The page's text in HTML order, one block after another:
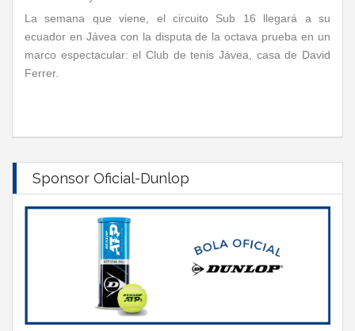
La semana que viene, el circuito Sub 16 llegará a su
ecuador en Jávea con la disputa de la octava prueba en un
marco espectacular: el Club de tenis Jávea, casa de David
Ferrer.
Sponsor Oficial-Dunlop